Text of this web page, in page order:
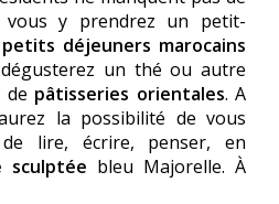
y prendrez un petit-
petits déjeuners marocains
un thé ou autre
de pâtisseries orientales. A
la possibilité de vous
lire, écrire, penser, en
sculptée bleu Majorelle. À